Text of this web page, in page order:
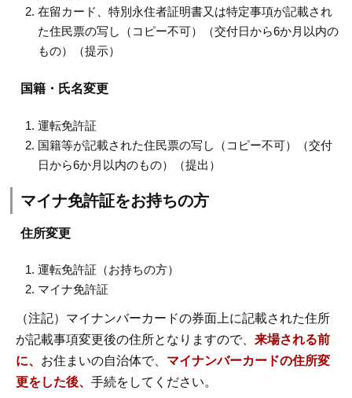
在留カード、特別永住者証明書又は特定事項が記載され
た住民票の写し（コピー不可）（交付日から6か月以内の
もの）（提示）
国籍・氏名変更
運転免許証
国籍等が記載された住民票の写し（コピー不可）（交付
日から6か月以内のもの）（提出）
マイナ免許証をお持ちの方
住所変更
運転免許証（お持ちの方）
マイナ免許証
（注記）マイナンバーカードの券面上に記載された住所
が記載事項変更後の住所となりますので、 来場される前
に、 お住まいの自治体で、 マイナンバーカードの住所変
更をした後、 手続をしてください。